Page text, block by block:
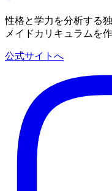
性格と学力を分析する
メイドカリキュラムを
公式サイトへ